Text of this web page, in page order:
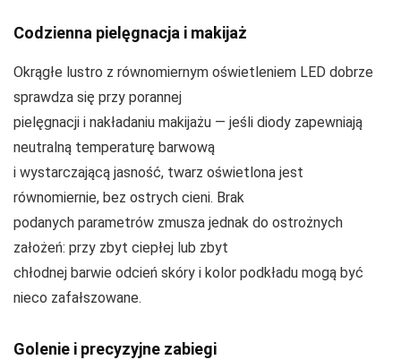
Codzienna pielęgnacja i makijaż
Okrągłe lustro z równomiernym oświetleniem LED dobrze
sprawdza się przy porannej
pielęgnacji i nakładaniu makijażu — jeśli diody zapewniają
neutralną temperaturę barwową
i wystarczającą jasność, twarz oświetlona jest
równomiernie, bez ostrych cieni. Brak
podanych parametrów zmusza jednak do ostrożnych
założeń: przy zbyt ciepłej lub zbyt
chłodnej barwie odcień skóry i kolor podkładu mogą być
nieco zafałszowane.
Golenie i precyzyjne zabiegi